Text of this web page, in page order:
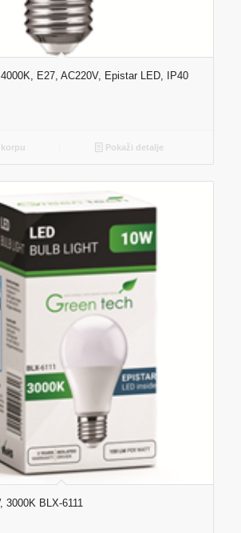
E27, AC220V, Epistar LED, IP40
Pokaži detalje
3000K BLX-6111